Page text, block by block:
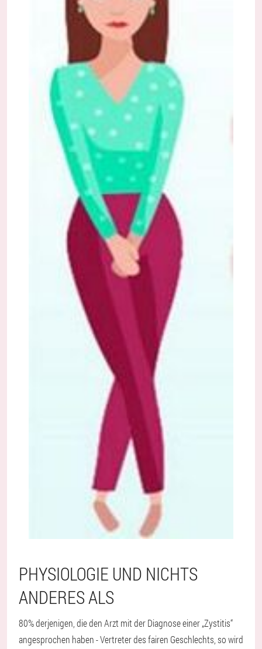
PHYSIOLOGIE UND NICHTS
ANDERES ALS
80% derjenigen, die den Arzt mit der Diagnose einer „Zystitis“
angesprochen haben - Vertreter des fairen Geschlechts, so wird